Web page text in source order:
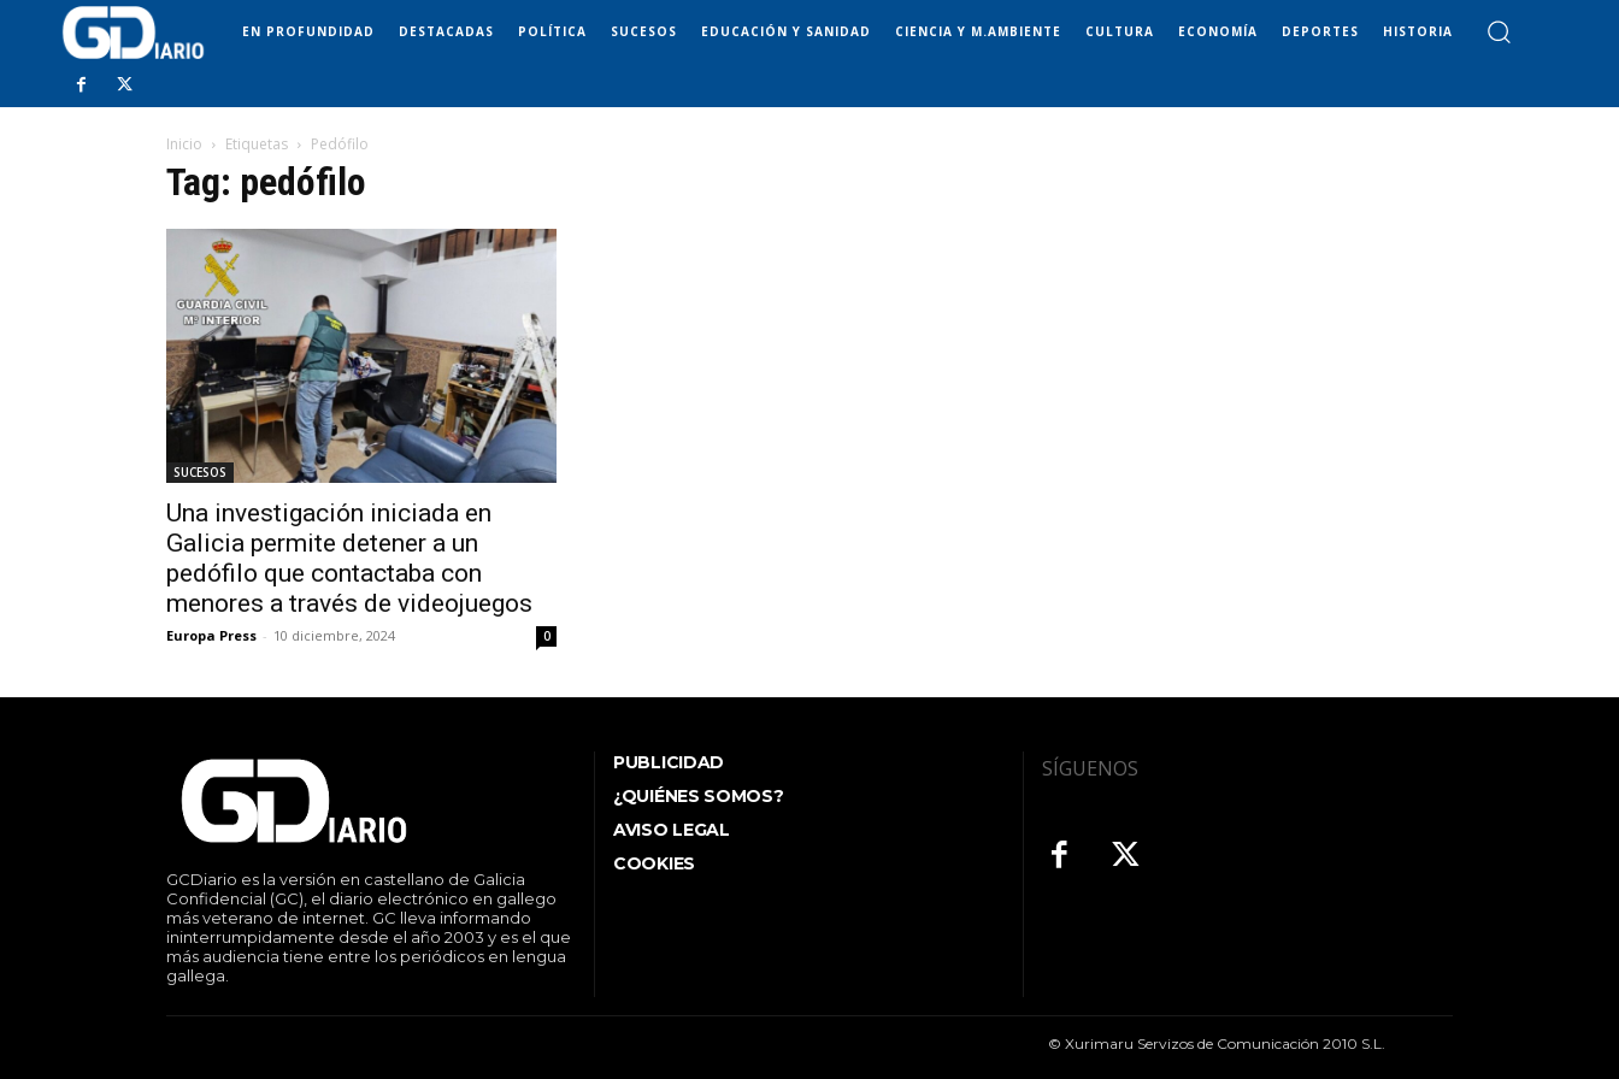
EN PROFUNDIDAD DESTACADAS POLÍTICA SUCESOS EDUCACIÓN Y SANIDAD CIENCIA Y M.AMBIENTE CULTURA ECONOMÍA DEPORTES HISTORIA
Inicio Etiquetas Pedófilo
Tag: pedófilo
SUCESOS
Una investigación iniciada en
Galicia permite detener a un
pedófilo que contactaba con
menores a través de videojuegos
Europa Press - 10 diciembre, 2024 0
GCDiario es la versión en castellano de Galicia
Confidencial (GC), el diario electrónico en gallego
más veterano de internet. GC lleva informando
ininterrumpidamente desde el año 2003 y es el que
más audiencia tiene entre los periódicos en lengua
gallega.
PUBLICIDAD
¿QUIÉNES SOMOS?
AVISO LEGAL
COOKIES
SÍGUENOS
© Xurimaru Servizos de Comunicación 2010 S.L.